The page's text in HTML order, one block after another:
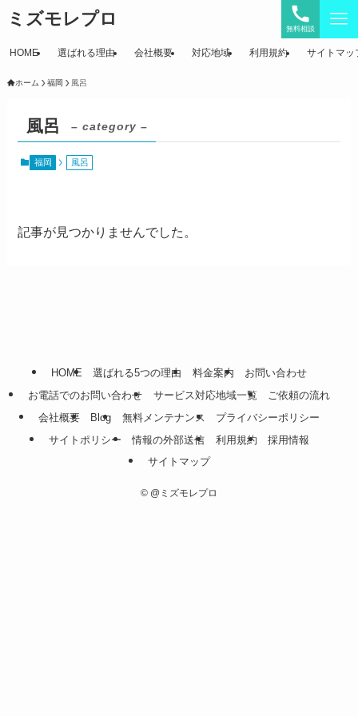
ミズモレプロ 無料相談
HOME 選ばれる理由 会社概要 対応地域 利用規約 サイトマッ
ホーム 福岡 風呂
風呂 – category –
福岡 風呂
記事が見つかりませんでした。
HOME 選ばれる5つの理由 料金案内
お問い合わせ
お電話でのお問い合わせ
サービス対応地域一覧
ご依頼の流れ
会社概要
Blog 無料メンテナンス
プライバシーポリシー
サイトポリシー
情報の外部送信 利用規約
採用情報
サイトマップ
© @ミズモレプロ